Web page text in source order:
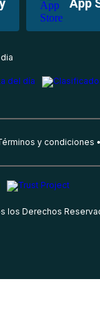
App
y condiciones
los Derechos